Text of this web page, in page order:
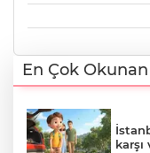
En Çok
karşı